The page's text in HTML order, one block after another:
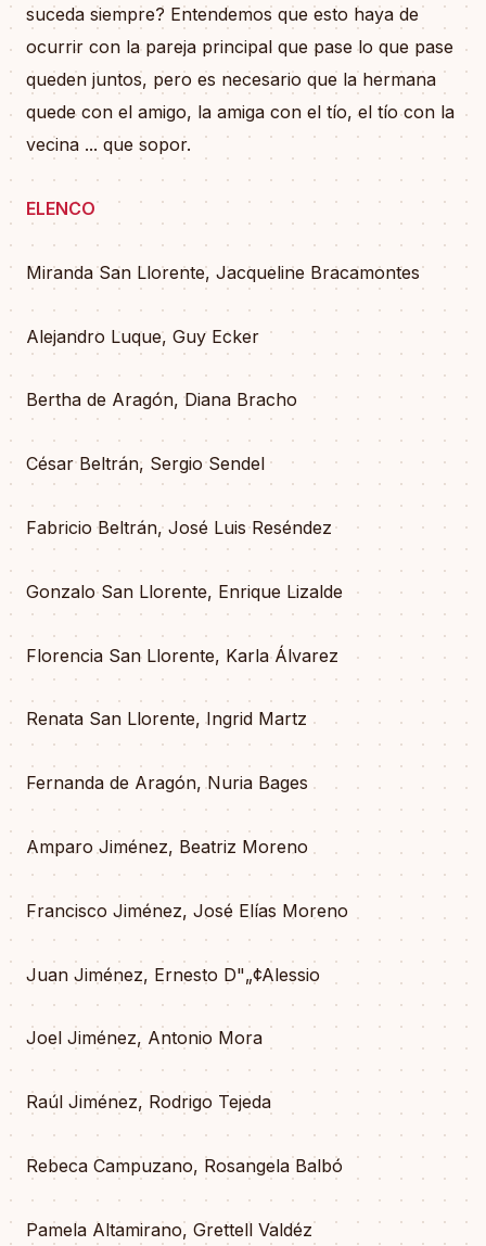
suceda siempre? Entendemos que esto haya de
ocurrir con la pareja principal que pase lo que pase
queden juntos, pero es necesario que la hermana
quede con el amigo, la amiga con el tío, el tío con la
vecina ... que sopor.
ELENCO
Miranda San Llorente, Jacqueline Bracamontes
Alejandro Luque, Guy Ecker
Bertha de Aragón, Diana Bracho
César Beltrán, Sergio Sendel
Fabricio Beltrán, José Luis Reséndez
Gonzalo San Llorente, Enrique Lizalde
Florencia San Llorente, Karla Álvarez
Renata San Llorente, Ingrid Martz
Fernanda de Aragón, Nuria Bages
Amparo Jiménez, Beatriz Moreno
Francisco Jiménez, José Elías Moreno
Juan Jiménez, Ernesto D"„¢Alessio
Joel Jiménez, Antonio Mora
Raúl Jiménez, Rodrigo Tejeda
Rebeca Campuzano, Rosangela Balbó
Pamela Altamirano, Grettell Valdéz